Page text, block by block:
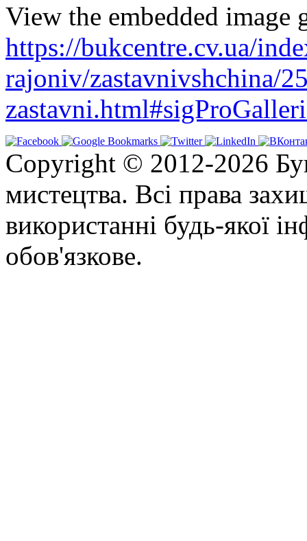
View the embedded image
https://bukcentre.cv.ua/
rajoniv/zastavnivshchina/
Copyright © 2012-2026
мистецтва. Всі права
використанні будь-якої
обов'язкове.